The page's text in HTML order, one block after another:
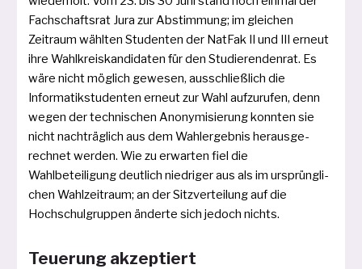
Fachschaftsrat Jura zur Abstimmung; im glei­chen
Zeitraum wähl­ten Studenten der NatFak II und III erneut
ihre Wahlkreiskandidaten für den Studierendenrat. Es
wäre nicht mög­lich gewe­sen, aus­schließ­lich die
Informatikstudenten erneut zur Wahl auf­zu­ru­fen, denn
wegen der tech­ni­schen Anonymisierung konn­ten sie
nicht nach­träg­lich aus dem Wahlergebnis her­aus­ge­
rech­net wer­den. Wie zu erwar­ten fiel die
Wahlbeteiligung deut­lich nied­ri­ger aus als im ursprüng­li­
chen Wahlzeitraum; an der Sitzverteilung auf die
Hochschulgruppen änder­te sich jedoch nichts.
Teuerung akzeptiert